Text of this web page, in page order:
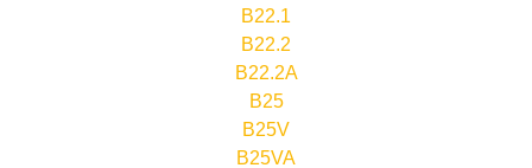
B22.1
B22.2
B22.2A
B25
B25V
B25VA